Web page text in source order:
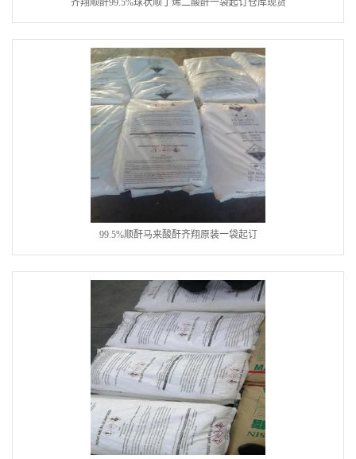
99.5%顺酐马来酸酐齐翔原装一袋起订